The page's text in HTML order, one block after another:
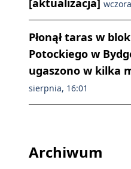
[aktualizacja]
Płonął taras w
Potockiego w
ugaszono w kilka
sierpnia, 16:01
Archiwum